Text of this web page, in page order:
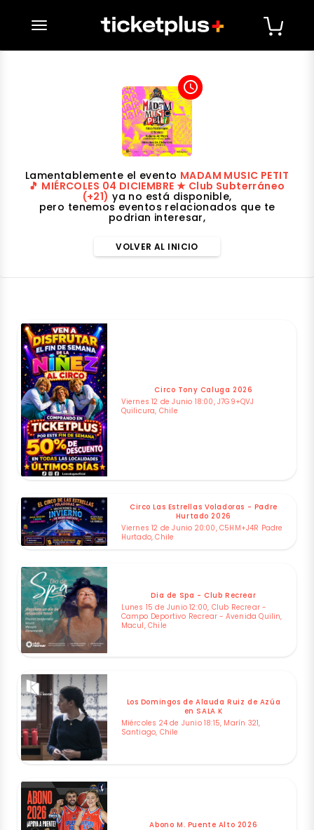
desplegar navegación
access_time
Lamentablemente el evento MADAM MUSIC PETIT
🎵 MIÉRCOLES 04 DICIEMBRE ★ Club Subterráneo
(+21) ya no está disponible,
pero tenemos eventos relacionados que te
podrian interesar,
VOLVER AL INICIO
Circo Tony Caluga 2026
Viernes 12 de Junio 18:00, J7G9+QVJ
Quilicura, Chile
Circo Las Estrellas Voladoras - Padre
Hurtado 2026
Viernes 12 de Junio 20:00, C5HM+J4R Padre
Hurtado, Chile
Dia de Spa - Club Recrear
Lunes 15 de Junio 12:00, Club Recrear -
Campo Deportivo Recrear - Avenida Quilin,
Macul, Chile
Los Domingos de Alauda Ruiz de Azúa
en SALA K
Miércoles 24 de Junio 18:15, Marín 321,
Santiago, Chile
Abono M. Puente Alto 2026